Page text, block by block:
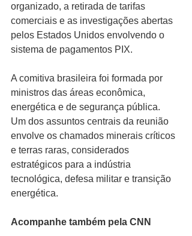
organizado, a retirada de tarifas
comerciais e as investigações abertas
pelos Estados Unidos envolvendo o
sistema de pagamentos PIX.
A comitiva brasileira foi formada por
ministros das áreas econômica,
energética e de segurança pública.
Um dos assuntos centrais da reunião
envolve os chamados minerais críticos
e terras raras, considerados
estratégicos para a indústria
tecnológica, defesa militar e transição
energética.
Acompanhe também pela CNN